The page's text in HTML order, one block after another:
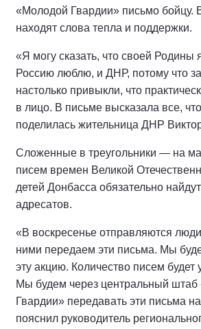
«Молодой Гвардии» письмо бойцу.
находят слова тепла и поддержки.
«Я могу сказать, что своей Родины
Россию люблю, и ДНР, потому что
настолько привыкли, что
в лицо. В письме высказала все,
поделилась жительница ДНР
Сложенные в треугольники — на
писем времен Великой
детей Донбасса обязательно
адресатов.
«В воскресенье отправляются
ними передаем эти письма. Мы
эту акцию. Количество писем будет
Мы будем через центральный
Гвардии» передавать эти письма
пояснил руководитель